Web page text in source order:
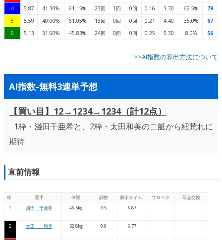
4
5.87 41.30% 61.15% 23回 1回 0回 0.16 3.30 62.5%
79
5
5.59 40.00% 61.05% 13回 0回 0回 0.21 4.40 35.0%
67
6
5.13 31.60% 45.83% 24回 0回 0回 0.25 5.30 8.0% 56
>>AI指数の算出方法について
AI指数-無料3連単予想
【買い目】12→1234→1234（計12点）
1枠・淺田千亜希と、2枠・太田和美の二艇から紐荒れに
期待
直前情報
枠 選手 体重 調整 展示タイム プロペラ
部品交換
1
淺田 千亜希 46.5kg 0.5 6.87
2 太田 和美 52.8kg 0.0 6.77